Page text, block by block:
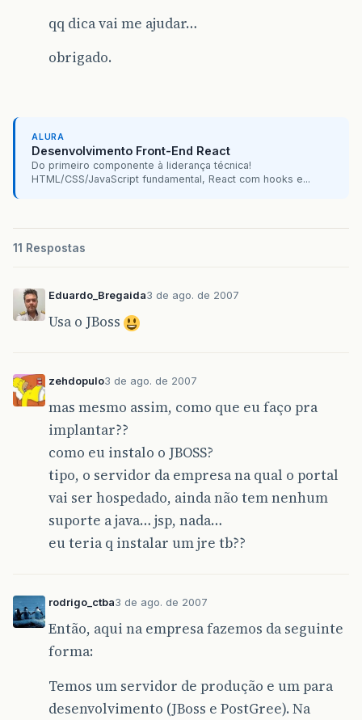
qq dica vai me ajudar…
obrigado.
ALURA
Desenvolvimento Front-End React
Do primeiro componente à liderança técnica!
HTML/CSS/JavaScript fundamental, React com hooks e...
11 Respostas
Eduardo_Bregaida3 de ago. de 2007
Usa o JBoss
zehdopulo3 de ago. de 2007
mas mesmo assim, como que eu faço pra
implantar??
como eu instalo o JBOSS?
tipo, o servidor da empresa na qual o portal
vai ser hospedado, ainda não tem nenhum
suporte a java… jsp, nada…
eu teria q instalar um jre tb??
rodrigo_ctba3 de ago. de 2007
Então, aqui na empresa fazemos da seguinte
forma:
Temos um servidor de produção e um para
desenvolvimento (JBoss e PostGree). Na